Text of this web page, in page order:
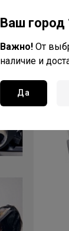
Ваш город
Важно! От
наличие и
Да